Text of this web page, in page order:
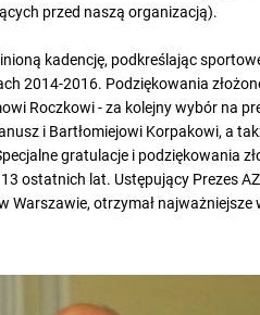
przed naszą organizacją).
kadencję, podkreślając
2014-2016. Podziękowania
Roczkowi - za kolejny wybór na
i Bartłomiejowi Korpakowi, a
gratulacje i podziękowania
ostatnich lat. Ustępujący Prezes
Warszawie, otrzymał